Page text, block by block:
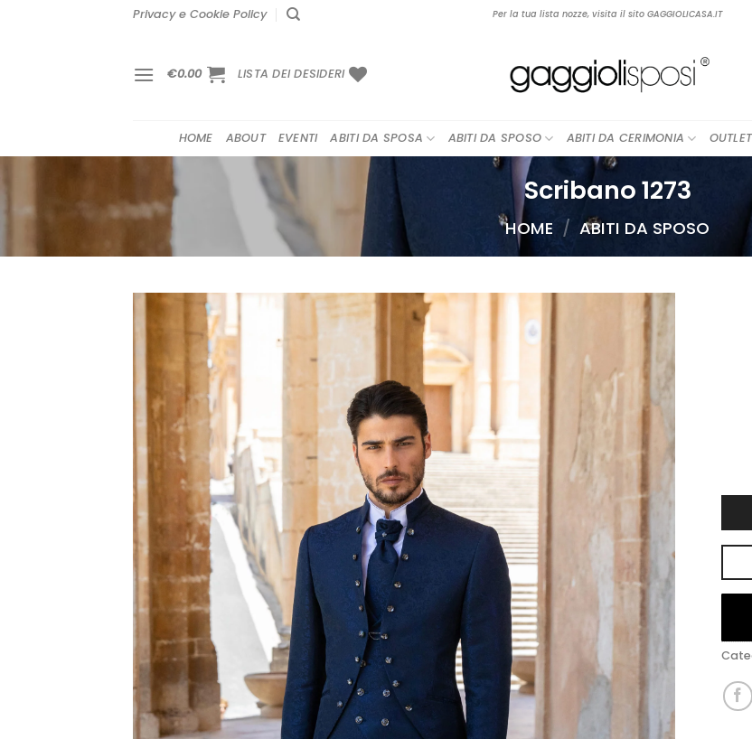
Privacy e Cookie Policy Per la tua lista nozze, visita il sito GAGGIOLICASA.IT
€0.00 LISTA DEI DESIDERI
HOME ABOUT EVENTI ABITI DA SPOSA ABITI DA SPOSO ABITI DA CERIMONIA OUTLET
Scribano 1273
HOME / ABITI DA SPOSO
AGGIUNGI
ALLA TUA
LISTA DEI
DESIDERI